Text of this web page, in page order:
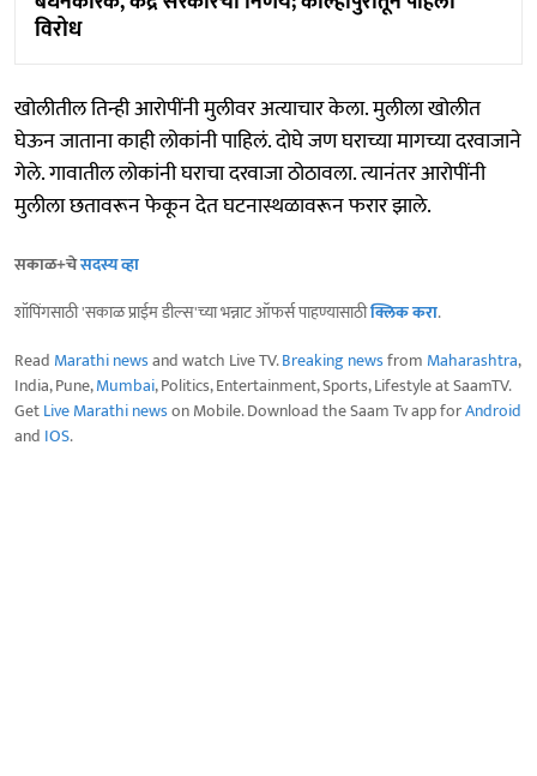
विरोध
खोलीतील तिन्ही आरोपींनी मुलीवर अत्याचार केला. मुलीला खोलीत
घेऊन जाताना काही लोकांनी पाहिलं. दोघे जण घराच्या मागच्या दरवाजाने
गेले. गावातील लोकांनी घराचा दरवाजा ठोठावला. त्यानंतर आरोपींनी
मुलीला छतावरून फेकून देत घटनास्थळावरून फरार झाले.
सकाळ+चेसदस्य व्हा
शॉपिंगसाठी 'सकाळ प्राईम डील्स'च्या भन्नाट ऑफर्स पाहण्यासाठीक्लिक करा.
Read Marathi newsand watch Live TV.Breaking newsfrom Maharashtra,
India, Pune,Mumbai, Politics, Entertainment, Sports, Lifestyle at SaamTV.
GetLive Marathi newson Mobile. Download the Saam Tv app forAndroid
and IOS.